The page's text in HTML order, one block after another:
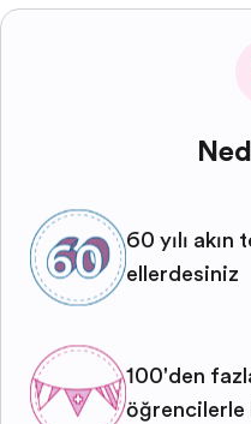
60 yılı
ellerdesiniz
100'den
öğrencilerle